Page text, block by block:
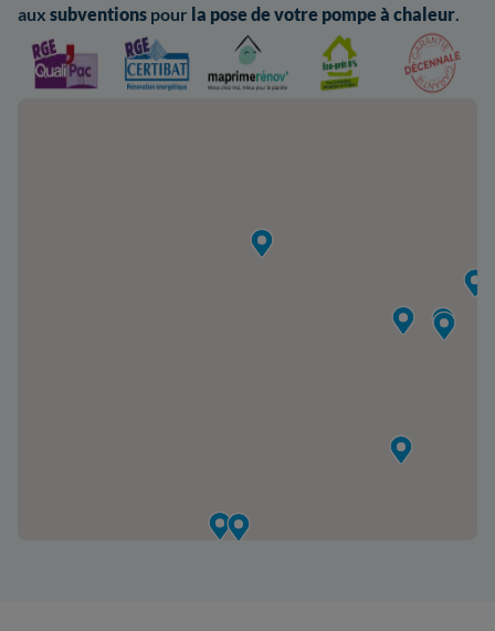
aux subventions pour la pose de votre pompe à chaleur.